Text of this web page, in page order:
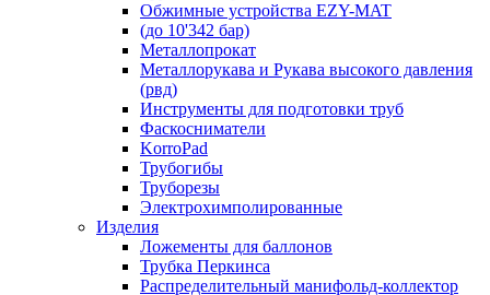
Обжимные устройства EZY-MAT
(до 10'342 бар)
Металлопрокат
Металлорукава и Рукава высокого давления
(рвд)
Инструменты для подготовки труб
Фаскосниматели
KorroPad
Трубогибы
Труборезы
Электрохимполированные
Изделия
Ложементы для баллонов
Трубка Перкинса
Распределительный манифольд-коллектор